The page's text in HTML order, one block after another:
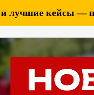
лучшие кейсы —